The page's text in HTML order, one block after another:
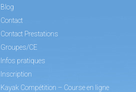
Blog
Contact
Contact Prestations
Groupes/CE
Infos pratiques
Inscription
Kayak Compétition – Course en ligne